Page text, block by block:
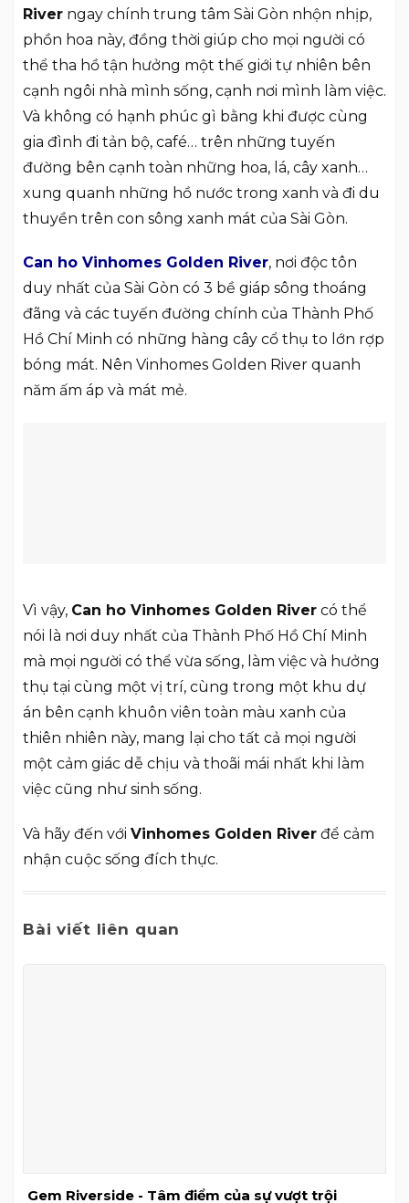
River ngay chính trung tâm Sài Gòn nhộn nhịp,
phồn hoa này, đồng thời giúp cho mọi người có
thể tha hồ tận hưởng một thế giới tự nhiên bên
cạnh ngôi nhà mình sống, cạnh nơi mình làm việc.
Và không có hạnh phúc gì bằng khi được cùng
gia đình đi tản bộ, café… trên những tuyến
đường bên cạnh toàn những hoa, lá, cây xanh…
xung quanh những hồ nước trong xanh và đi du
thuyền trên con sông xanh mát của Sài Gòn.
Can ho Vinhomes Golden River, nơi độc tôn
duy nhất của Sài Gòn có 3 bề giáp sông thoáng
đãng và các tuyến đường chính của Thành Phố
Hồ Chí Minh có những hàng cây cổ thụ to lớn rợp
bóng mát. Nên Vinhomes Golden River quanh
năm ấm áp và mát mẻ.
Vì vậy, Can ho Vinhomes Golden River có thể
nói là nơi duy nhất của Thành Phố Hồ Chí Minh
mà mọi người có thể vừa sống, làm việc và hưởng
thụ tại cùng một vị trí, cùng trong một khu dự
án bên cạnh khuôn viên toàn màu xanh của
thiên nhiên này, mang lại cho tất cả mọi người
một cảm giác dễ chịu và thoãi mái nhất khi làm
việc cũng như sinh sống.
Và hãy đến với Vinhomes Golden River để cảm
nhận cuộc sống đích thực.
Bài viết liên quan
Gem Riverside - Tâm điểm của sự vượt trội